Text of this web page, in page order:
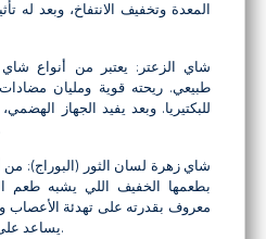
المعدة وتخفيف الانتفاخ، وبعد له
طبيعي. ريحته قوية ومليان
للبكتيريا. وبعد يفيد الجهاز
بطعمها الخفيف اللي يشبه طعم
معروف بقدرته على تهدئة الأعصاب
يساعد على تقليل الالتهابات ويفيد البشرة.